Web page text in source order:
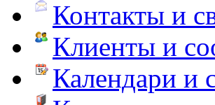
Контакты и
Клиенты и
Календари и